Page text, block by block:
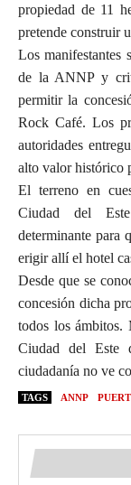
propiedad de 11
pretende construir
Los manifestantes
de la ANNP y
permitir la
Rock Café. Los
autoridades
alto valor histórico
El terreno en
Ciudad del
determinante para
erigir allí el hotel
Desde que se
concesión dicha
todos los ámbitos.
Ciudad del Este
ciudadanía no ve
TAGS ANNP